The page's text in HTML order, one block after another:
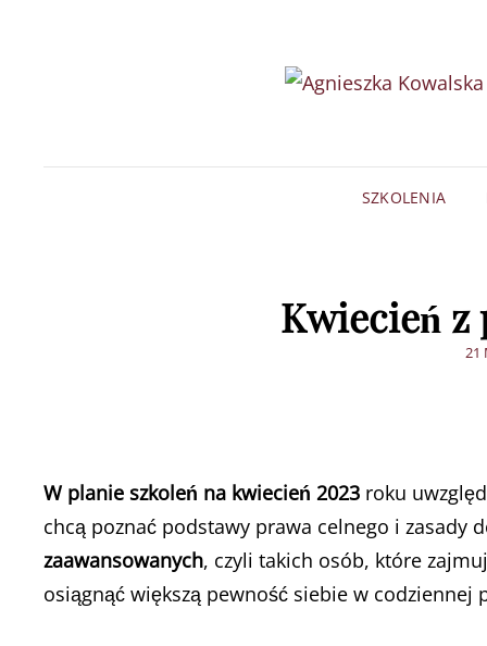
SZKOLENIA
Kwiecień z
21
W planie szkoleń na kwiecień 2023 roku
chcą poznać podstawy prawa celnego i zasady
zaawansowanych, czyli takich osób, które
osiągnąć większą pewność siebie w codziennej